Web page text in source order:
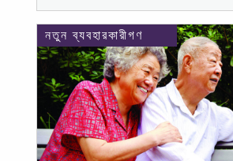
নতুন ব্যবহারকারীগণ